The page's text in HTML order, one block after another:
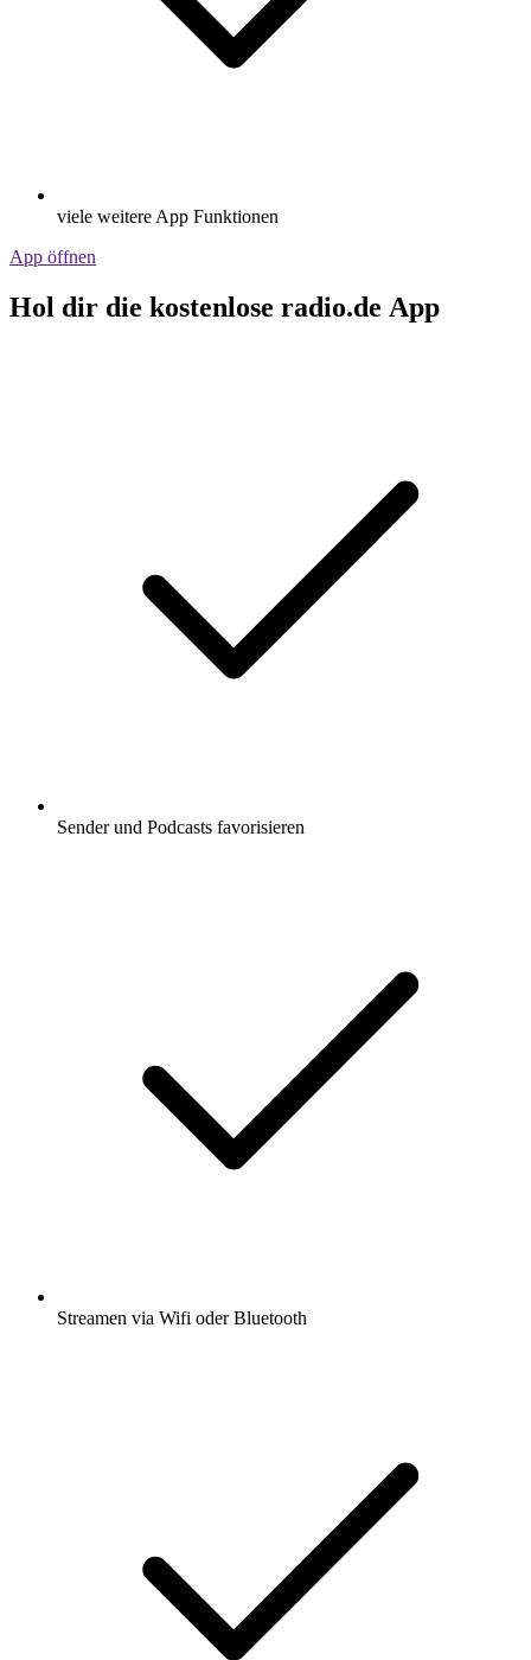
viele weitere App Funktionen
App öffnen
Hol dir die kostenlose radio.de App
Sender und Podcasts favorisieren
Streamen via Wifi oder Bluetooth